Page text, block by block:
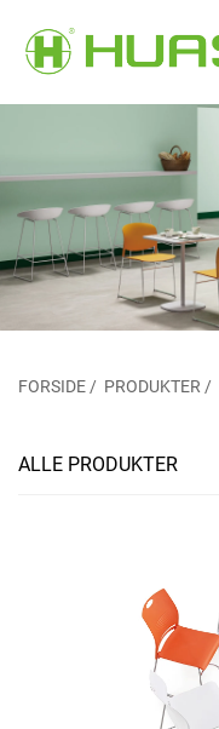
FORSIDE / PRODUKTER /
ALLE PRODUKTER